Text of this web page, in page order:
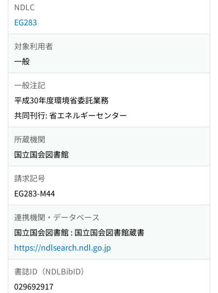
NDLC
EG283
対象利用者
一般
一般注記
平成30年度環境省委託業務
共同刊行: 省エネルギーセンター
所蔵機関
国立国会図書館
請求記号
EG283-M44
連携機関・データベース
国立国会図書館 : 国立国会図書館蔵書
https://ndlsearch.ndl.go.jp
書誌ID（NDLBibID）
029692917